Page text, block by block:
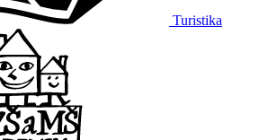
Turistika